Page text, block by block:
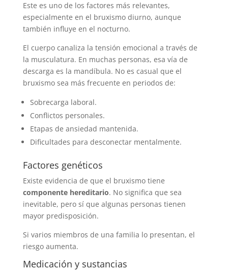
Este es uno de los factores más relevantes,
especialmente en el bruxismo diurno, aunque
también influye en el nocturno.
El cuerpo canaliza la tensión emocional a través de
la musculatura. En muchas personas, esa vía de
descarga es la mandíbula. No es casual que el
bruxismo sea más frecuente en periodos de:
Sobrecarga laboral.
Conflictos personales.
Etapas de ansiedad mantenida.
Dificultades para desconectar mentalmente.
Factores genéticos
Existe evidencia de que el bruxismo tiene
componente hereditario. No significa que sea
inevitable, pero sí que algunas personas tienen
mayor predisposición.
Si varios miembros de una familia lo presentan, el
riesgo aumenta.
Medicación y sustancias